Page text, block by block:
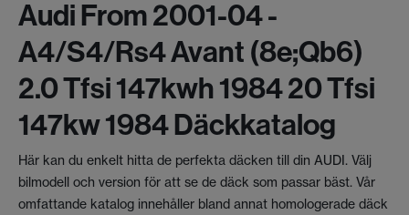
Audi From 2001-04 -
A4/s4/rs4 Avant (8e;qb6)
2.0 Tfsi 147kwh 1984 20 Tfsi
147kw 1984 Däckkatalog
Här kan du enkelt hitta de perfekta däcken till din AUDI. Välj
bilmodell och version för att se de däck som passar bäst. Vår
omfattande katalog innehåller bland annat homologerade däck